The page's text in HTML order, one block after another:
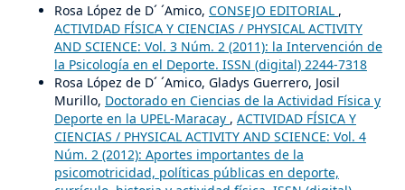
Rosa López de D´ ´Amico, CONSEJO EDITORIAL ,
ACTIVIDAD FÍSICA Y CIENCIAS / PHYSICAL ACTIVITY
AND SCIENCE: Vol. 3 Núm. 2 (2011): la Intervención de
la Psicología en el Deporte. ISSN (digital) 2244-7318
Rosa López de D´ ´Amico, Gladys Guerrero, Josil
Murillo, Doctorado en Ciencias de la Actividad Física y
Deporte en la UPEL-Maracay , ACTIVIDAD FÍSICA Y
CIENCIAS / PHYSICAL ACTIVITY AND SCIENCE: Vol. 4
Núm. 2 (2012): Aportes importantes de la
psicomotricidad, políticas públicas en deporte,